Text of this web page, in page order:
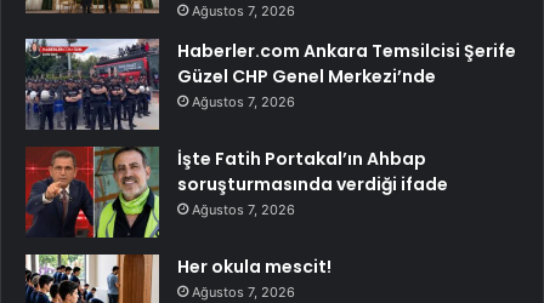
Ağustos 7, 2026
Haberler.com Ankara Temsilcisi Şerife
Güzel CHP Genel Merkezi’nde
Ağustos 7, 2026
İşte Fatih Portakal’ın Ahbap
soruşturmasında verdiği ifade
Ağustos 7, 2026
Her okula mescit!
Ağustos 7, 2026